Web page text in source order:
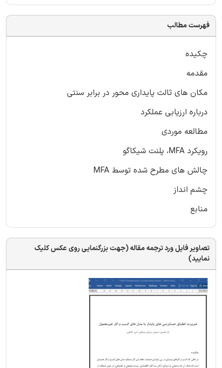
فهرست مطالب
چکیده
مقدمه
مکان های ثالث پایداری محور در برابر سنتی
درباره ارزیابی عملکرد
مطالعه موردی
رویکرد MFA، پلنت شیکاگو
چالش های مطرح شده توسط MFA
چشم انداز
منابع
تصاویر فایل ورد ترجمه مقاله (جهت بزرگنمایی روی عکس کلیک
نمایید)